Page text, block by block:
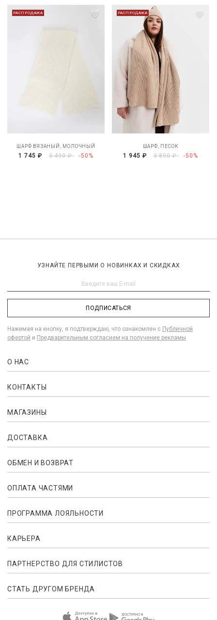
РАСПРОДАЖА
ШАРФ ВЯЗАНЫЙ, МОЛОЧНЫЙ
1 745 ₽ 3 490 ₽ -50%
РАСПРОДАЖА
ШАРФ, ПЕСОК
1 945 ₽ 3 890 ₽ -50%
УЗНАЙТЕ ПЕРВЫМИ О НОВИНКАХ И СКИДКАХ
ПОДПИСАТЬСЯ
Нажимая на кнопку, я подтверждаю, что ознакомлен с Публичной
офертой и Предварительным согласием на получение рекламы
О НАС
КОНТАКТЫ
МАГАЗИНЫ
ДОСТАВКА
ОБМЕН И ВОЗВРАТ
ОПЛАТА ЧАСТЯМИ
ПРОГРАММА ЛОЯЛЬНОСТИ
КАРЬЕРА
ПАРТНЕРСТВО ДЛЯ СТИЛИСТОВ
СТАТЬ ДРУГОМ БРЕНДА